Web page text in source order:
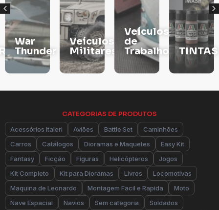
War
Thunder
Veículos
Militares
Veículos
de
Trabalho
TINTAS
CATEGORIAS DE PRODUTOS
Acessórios Italeri Aviões Battle Set
Caminhões
Carros
Catálogos Dioramas e Maquetes
Easy Kit
Fantasy
Ficção Figuras Helicópteros
Jogos
Kit Completo
Kit para Dioramas Livros
Locomotivas
Maquina de Leonardo
Montagem Facil e Rapida
Moto
Nave Espacial
Navios Sem categoria
Soldados